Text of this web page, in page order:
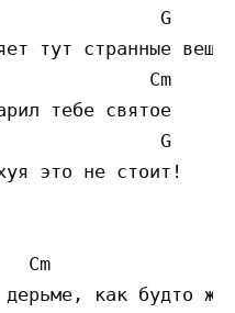
G
тут странные
Cm
тебе святое
G
это не стоит!
как будто